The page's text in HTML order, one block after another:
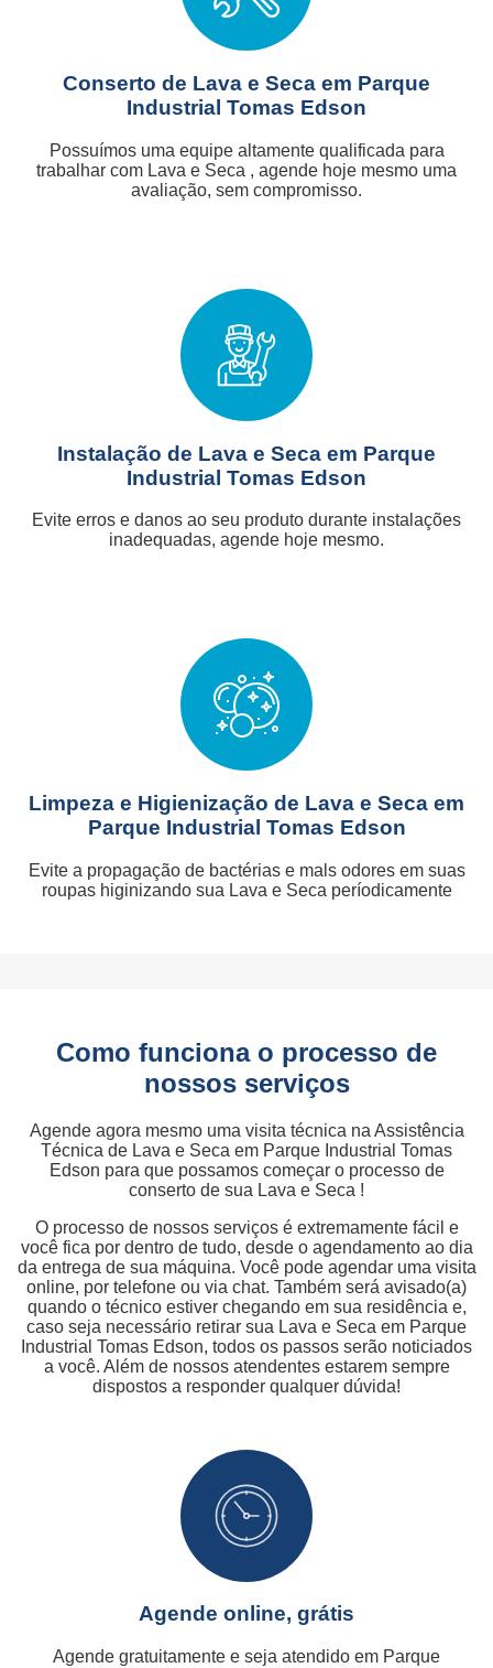
Conserto de Lava e Seca em Parque
Industrial Tomas Edson
Possuímos uma equipe altamente qualificada para
trabalhar com Lava e Seca , agende hoje mesmo uma
avaliação, sem compromisso.
Instalação de Lava e Seca em Parque
Industrial Tomas Edson
Evite erros e danos ao seu produto durante instalações
inadequadas, agende hoje mesmo.
Limpeza e Higienização de Lava e Seca em
Parque Industrial Tomas Edson
Evite a propagação de bactérias e mals odores em suas
roupas higinizando sua Lava e Seca períodicamente
Como funciona o processo de
nossos serviços
Agende agora mesmo uma visita técnica na Assistência
Técnica de Lava e Seca em Parque Industrial Tomas
Edson para que possamos começar o processo de
conserto de sua Lava e Seca !
O processo de nossos serviços é extremamente fácil e
você fica por dentro de tudo, desde o agendamento ao dia
da entrega de sua máquina. Você pode agendar uma visita
online, por telefone ou via chat. Também será avisado(a)
quando o técnico estiver chegando em sua residência e,
caso seja necessário retirar sua Lava e Seca em Parque
Industrial Tomas Edson, todos os passos serão noticiados
a você. Além de nossos atendentes estarem sempre
dispostos a responder qualquer dúvida!
Agende online, grátis
Agende gratuitamente e seja atendido em Parque